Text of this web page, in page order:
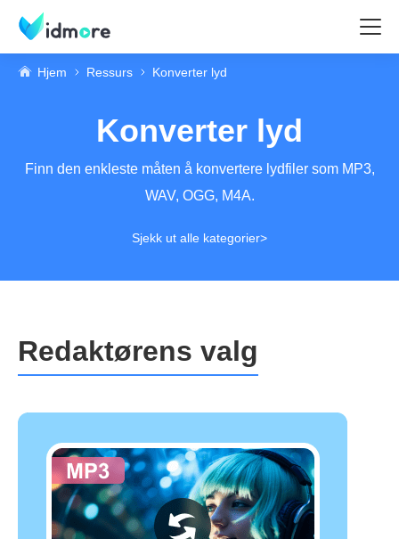
Hjem Ressurs Konverter lyd
Konverter lyd
Finn den enkleste måten å konvertere lydfiler som MP3,
WAV, OGG, M4A.
Sjekk ut alle kategorier>
Redaktørens valg